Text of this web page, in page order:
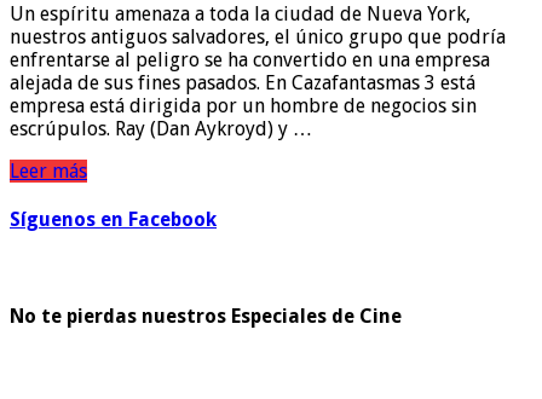
Un espíritu amenaza a toda la ciudad de Nueva York,
nuestros antiguos salvadores, el único grupo que podría
enfrentarse al peligro se ha convertido en una empresa
alejada de sus fines pasados. En Cazafantasmas 3 está
empresa está dirigida por un hombre de negocios sin
escrúpulos. Ray (Dan Aykroyd) y …
Leer más
Síguenos en Facebook
No te pierdas nuestros Especiales de Cine